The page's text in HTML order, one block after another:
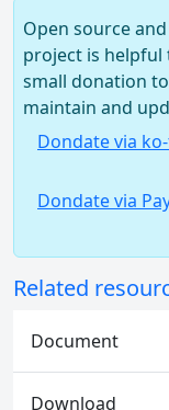
Open source
project is helpful
small donation
maintain and
Dondate via
Dondate via
Related
Document
Download